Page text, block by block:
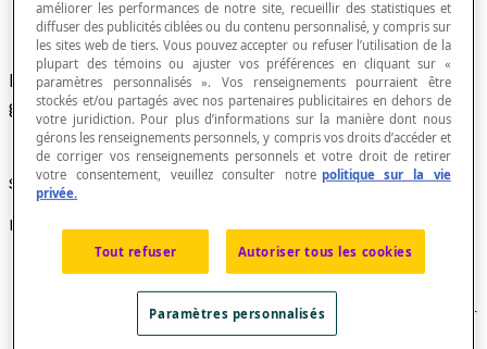
Équation où l'on ne trouve pas de puissance plus
grande que 1 de l'inconnueou des variables.
Synonyme d'équation linéaire.
Exemples
degré à une inconnue.
x –7y= 0 est une équation du premier
degré à deux variables.
améliorer les performances de notre site, recueillir des statistiques et
diffuser des publicités ciblées ou du contenu personnalisé, y compris sur
les sites web de tiers. Vous pouvez accepter ou refuser l’utilisation de la
plupart des témoins ou ajuster vos préférences en cliquant sur «
paramètres personnalisés ». Vos renseignements pourraient être
stockés et/ou partagés avec nos partenaires publicitaires en dehors de
votre juridiction. Pour plus d’informations sur la manière dont nous
gérons les renseignements personnels, y compris vos droits d’accéder et
de corriger vos renseignements personnels et votre droit de retirer
votre consentement, veuillez consulter notre politique sur la vie
privée.
Tout refuser Autoriser tous les cookies
Paramètres personnalisés